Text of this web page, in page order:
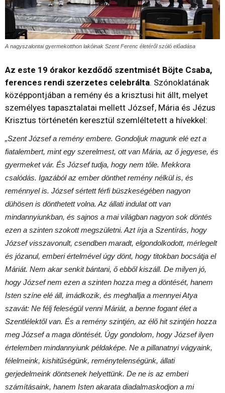
A nagyszalontai gyermekotthon lakóinak Szent Ferenc életéről szóló előadása
Az este 19 órakor kezdődő szentmisét Böjte Csaba,
ferences rendi szerzetes celebrálta. Szónoklatának
középpontjában a remény és a krisztusi hit állt, melyet
személyes tapasztalatai mellett József, Mária és Jézus
Krisztus történetén keresztül szemléltetett a hívekkel:
„Szent József a remény embere. Gondoljuk magunk elé ezt a
fiatalembert, mint egy szerelmest, ott van Mária, az ő jegyese, és
gyermeket vár. És József tudja, hogy nem tőle. Mekkora
csalódás. Igazából az ember dönthet remény nélkül is, és
reménnyel is. József sértett férfi büszkeségében nagyon
dühösen is dönthetett volna. Az állati indulat ott van
mindannyiunkban, és sajnos a mai világban nagyon sok döntés
ezen a szinten szokott megszületni. Azt írja a Szentírás, hogy
József visszavonult, csendben maradt, elgondolkodott, mérlegelt
és józanul, emberi értelmével úgy dönt, hogy titokban bocsátja el
Máriát. Nem akar senkit bántani, ő ebből kiszáll. De milyen jó,
hogy József nem ezen a szinten hozza meg a döntését, hanem
Isten színe elé áll, imádkozik, és meghallja a mennyei Atya
szavát: Ne félj feleségül venni Máriát, a benne fogant élet a
Szentlélektől van. És a remény szintjén, az élő hit szintjén hozza
meg József a maga döntését. Úgy gondolom, hogy József ilyen
értelemben mindannyiunk példaképe. Ne a pillanatnyi vágyaink,
félelmeink, kishitűségünk, reménytelenségünk, állati
gerjedelmeink döntsenek helyettünk. De ne is az emberi
számításaink, hanem Isten akarata diadalmaskodjon a mi